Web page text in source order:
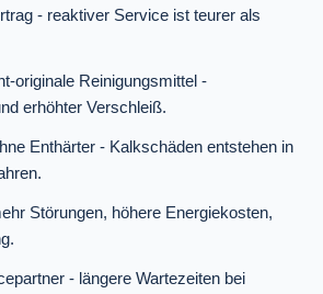
- reaktiver Service ist teurer als
originale Reinigungsmittel -
erhöhter Verschleiß.
Enthärter - Kalkschäden entstehen in
Störungen, höhere Energiekosten,
- längere Wartezeiten bei